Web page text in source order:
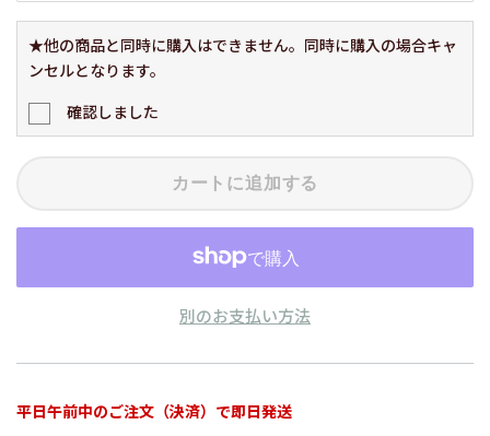
★他の商品と同時に購入はできません。同時に購入の場合キャ
ンセルとなります。
確認しました
カートに追加する
別のお支払い方法
平日午前中のご注文（決済）で即日発送